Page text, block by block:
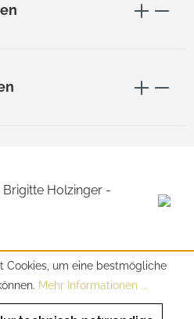
Holzinger -
Cookies, um eine bestmögliche
Mehr Informationen ...